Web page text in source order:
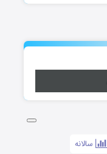
سالانه